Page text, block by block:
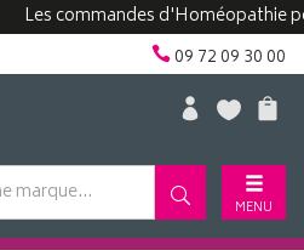
Les commandes d'Homéopathie
09 72 09 30 00
MENU